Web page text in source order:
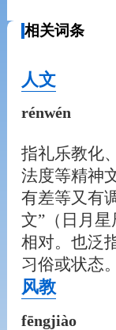
相关词条
人文
rénwén
指礼乐教化
法度等精神
有差等又有
文”（日月星
相对。也泛
习俗或状态
风教
fēngjiào